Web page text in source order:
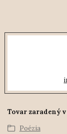
Tovar zaradený
Poézia